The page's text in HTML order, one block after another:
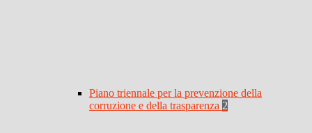
Piano triennale per la prevenzione della
corruzione e della trasparenza 2